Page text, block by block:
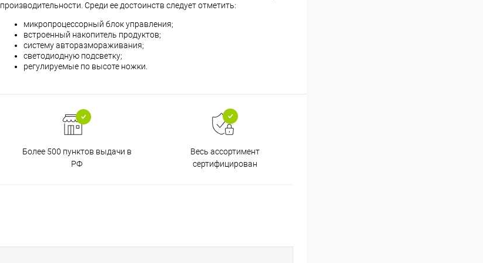
производительности. Среди ее достоинств следует отметить:
микропроцессорный блок управления;
встроенный накопитель продуктов;
систему авторазмораживания;
светодиодную подсветку;
регулируемые по высоте ножки.
Более 500 пунктов выдачи в
РФ
Весь ассортимент
сертифицирован